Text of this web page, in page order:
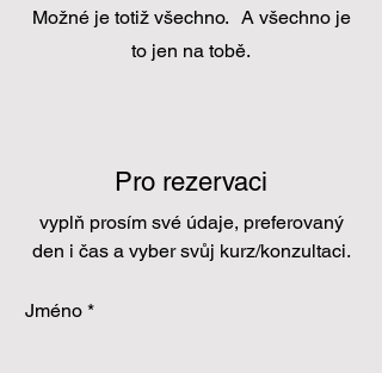
Možné je totiž všechno. A všechno je
to jen na tobě.
Pro rezervaci
vyplň prosím své údaje, preferovaný
den i čas a vyber svůj kurz/konzultaci.
Jméno